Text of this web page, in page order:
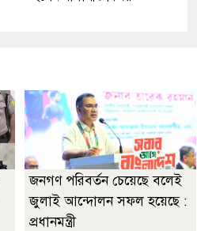
জনগণ পরিবর্তন চেয়েছে বলেই
জুলাই আন্দোলন সফল হয়েছে :
প্রধানমন্ত্রী